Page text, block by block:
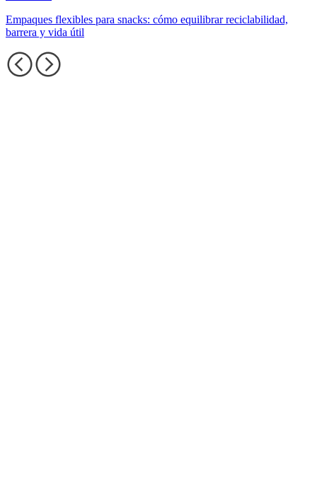
Empaques flexibles para snacks: cómo equilibrar reciclabilidad,
barrera y vida útil